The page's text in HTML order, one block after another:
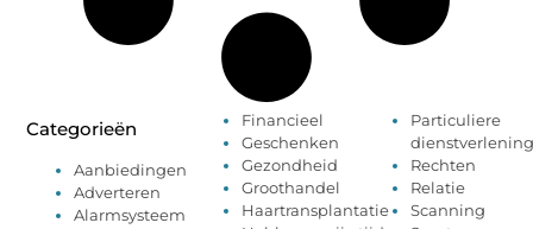
Categorieën
Aanbiedingen
Adverteren
Alarmsysteem
Financieel
Geschenken
Gezondheid
Groothandel
Haartransplantatie
Particuliere
dienstverlening
Rechten
Relatie
Scanning